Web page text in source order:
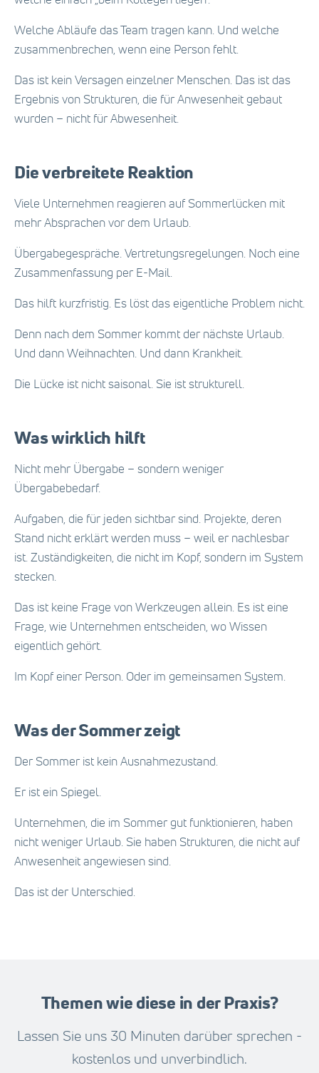
Welche Abläufe das Team tragen kann. Und welche
zusammenbrechen, wenn eine Person fehlt.
Das ist kein Versagen einzelner Menschen. Das ist das
Ergebnis von Strukturen, die für Anwesenheit gebaut
wurden – nicht für Abwesenheit.
Die verbreitete Reaktion
Viele Unternehmen reagieren auf Sommerlücken mit
mehr Absprachen vor dem Urlaub.
Übergabegespräche. Vertretungsregelungen. Noch eine
Zusammenfassung per E-Mail.
Das hilft kurzfristig. Es löst das eigentliche Problem nicht.
Denn nach dem Sommer kommt der nächste Urlaub.
Und dann Weihnachten. Und dann Krankheit.
Die Lücke ist nicht saisonal. Sie ist strukturell.
Was wirklich hilft
Nicht mehr Übergabe – sondern weniger
Übergabebedarf.
Aufgaben, die für jeden sichtbar sind. Projekte, deren
Stand nicht erklärt werden muss – weil er nachlesbar
ist. Zuständigkeiten, die nicht im Kopf, sondern im System
stecken.
Das ist keine Frage von Werkzeugen allein. Es ist eine
Frage, wie Unternehmen entscheiden, wo Wissen
eigentlich gehört.
Im Kopf einer Person. Oder im gemeinsamen System.
Was der Sommer zeigt
Der Sommer ist kein Ausnahmezustand.
Er ist ein Spiegel.
Unternehmen, die im Sommer gut funktionieren, haben
nicht weniger Urlaub. Sie haben Strukturen, die nicht auf
Anwesenheit angewiesen sind.
Das ist der Unterschied.
Themen wie diese in der Praxis?
Lassen Sie uns 30 Minuten darüber sprechen -
kostenlos und unverbindlich.